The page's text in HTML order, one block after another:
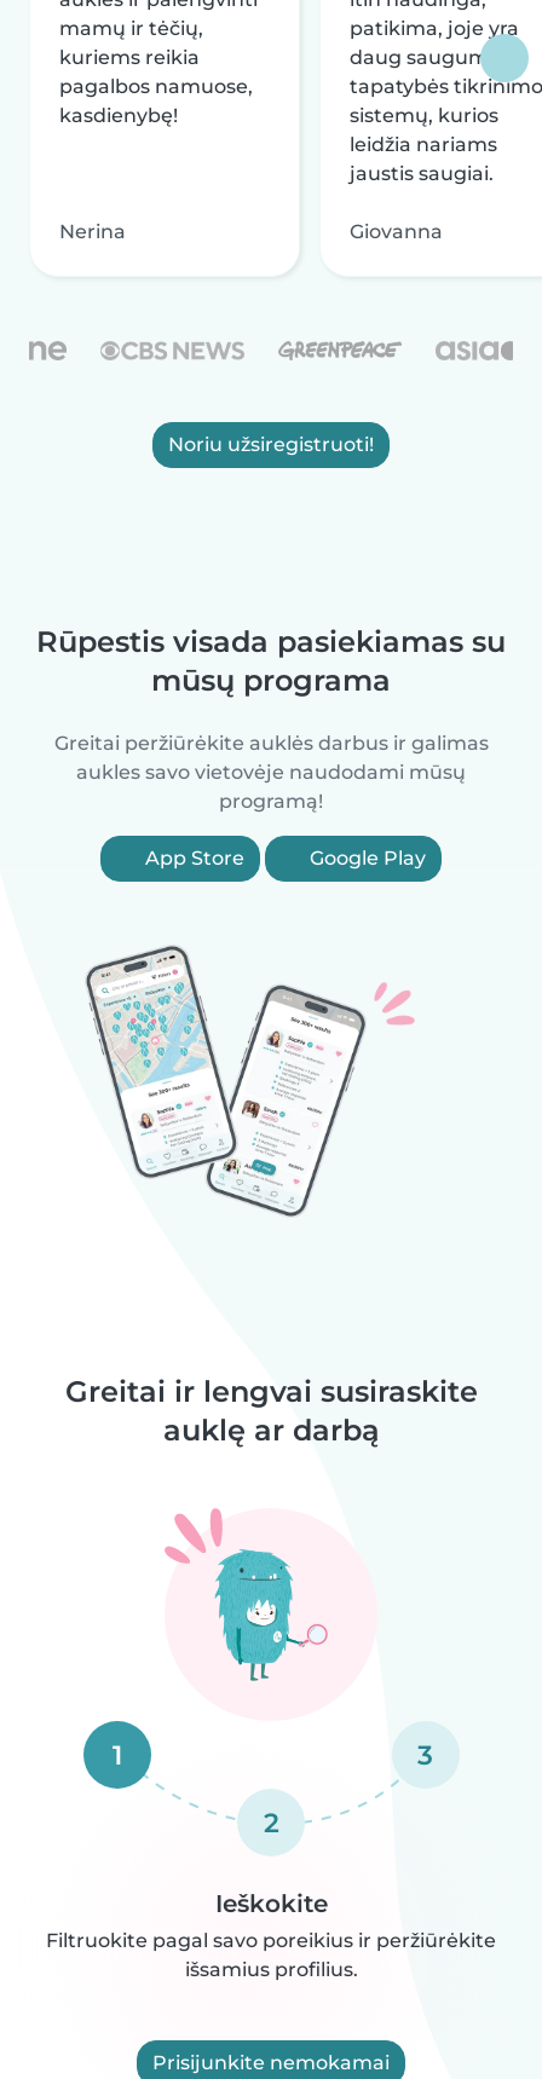
mamų ir tėčių,
kuriems reikia
pagalbos namuose,
kasdienybę!
Nerina
patikima, joje yra
daug saugumo ir
tapatybės tikrinimo
sistemų, kurios
leidžia nariams
jaustis saugiai.
Giovanna
Noriu užsiregistruoti!
Rūpestis visada pasiekiamas su
mūsų programa
Greitai peržiūrėkite auklės darbus ir galimas
aukles savo vietovėje naudodami mūsų
programą!
App Store Google Play
Greitai ir lengvai susiraskite
auklę ar darbą
1
2
3
Ieškokite
Filtruokite pagal savo poreikius ir peržiūrėkite
išsamius profilius.
Prisijunkite nemokamai